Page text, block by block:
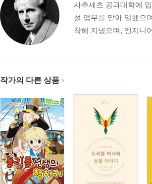
사추세츠 공과대학에
설 업무를 맡아 일했으
착해 지냈으며, 엔지니
작가의 다른 상품